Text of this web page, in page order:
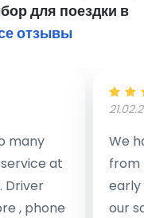
для поездки в
отзывы
many
at
Driver
, phone
We
from
early
our